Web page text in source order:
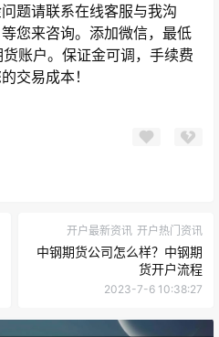
题请联系在线客服与我沟
您来咨询。添加微信，最低
账户。保证金可调，手续费
交易成本！
开户最新资讯 开户热门资讯
中钢期货公司怎么样？中钢期
货开户流程
2023-7-6 10:38:27